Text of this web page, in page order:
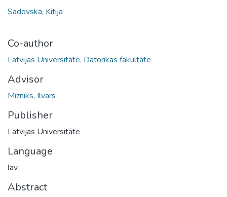
Sadovska, Kitija
Co-author
Latvijas Universitāte. Datorikas fakultāte
Advisor
Mizniks, Ilvars
Publisher
Latvijas Universitāte
Language
lav
Abstract